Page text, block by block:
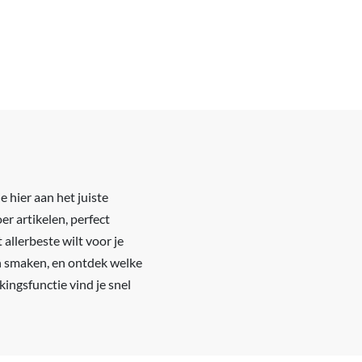
hier aan het juiste
artikelen, perfect
allerbeste wilt voor je
en ontdek welke
vind je snel